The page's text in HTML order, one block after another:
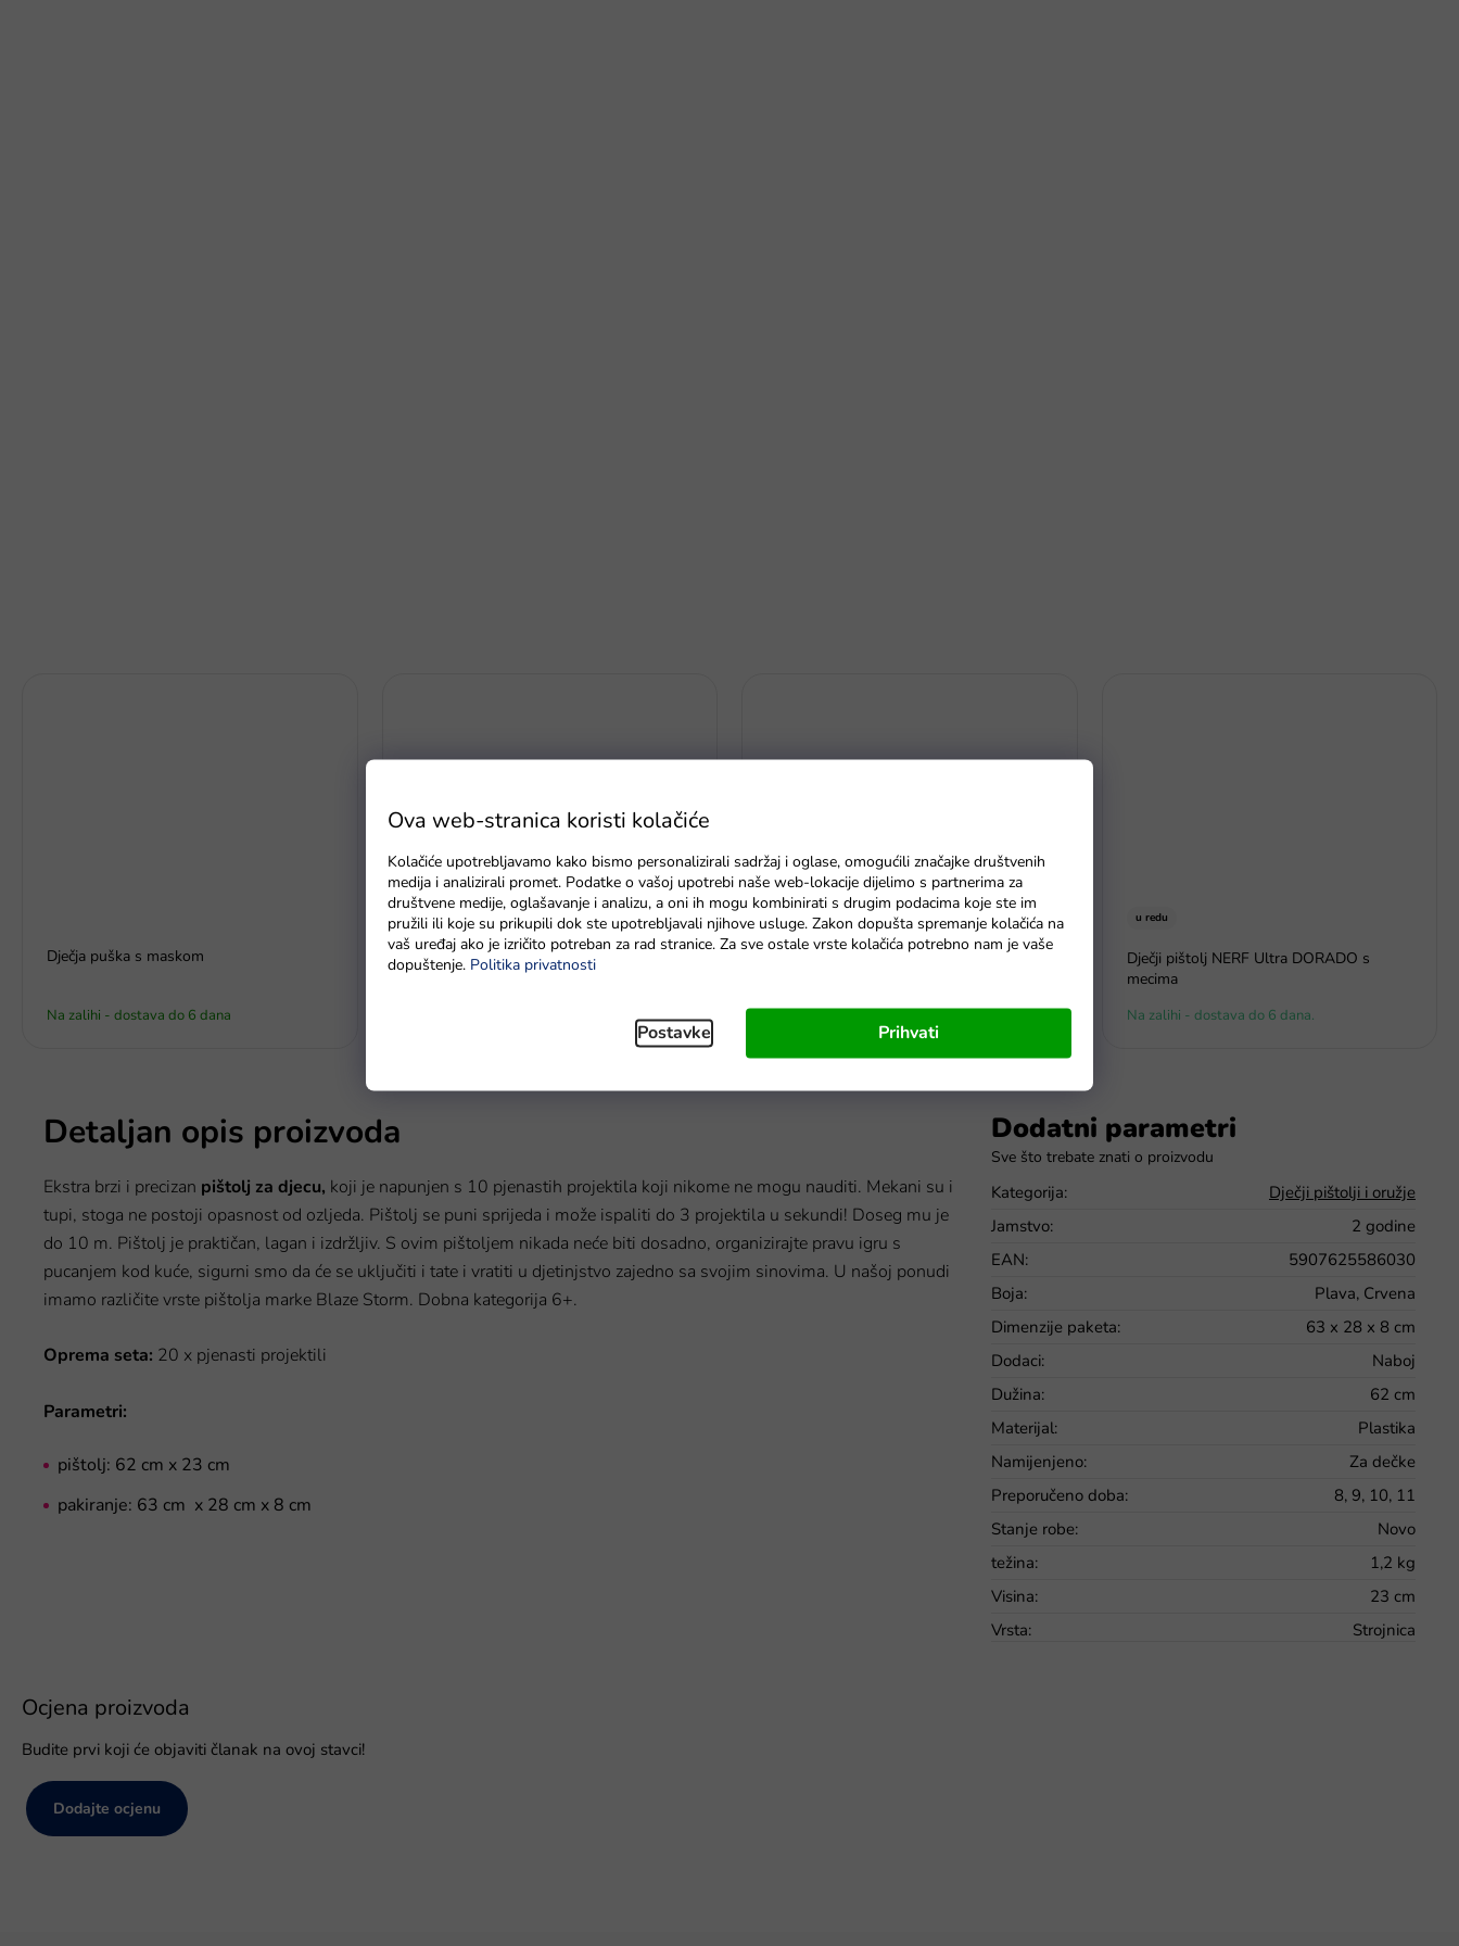
Ova web-stranica koristi kolačiće
Kolačiće upotrebljavamo kako bismo personalizirali sadržaj i oglase, omogućili značajke društvenih
medija i analizirali promet. Podatke o vašoj upotrebi naše web-lokacije dijelimo s partnerima za
društvene medije, oglašavanje i analizu, a oni ih mogu kombinirati s drugim podacima koje ste im
pružili ili koje su prikupili dok ste upotrebljavali njihove usluge. Zakon dopušta spremanje kolačića na
vaš uređaj ako je izričito potreban za rad stranice. Za sve ostale vrste kolačića potrebno nam je vaše
dopuštenje. Politika privatnosti
Postavke Prihvati
Dječja puška s maskom
Na zalihi - dostava do 6 dana
Svjetleća Mačeta za djecu žuta
Vodeni pištolj na baterije M416 500ml
u redu
Dječji pištolj NERF Ultra DORADO s
mecima
Na zalihi - dostava do 6 dana.
Detaljan opis proizvoda
Ekstra brzi i precizan pištolj za djecu, koji je napunjen s 10 pjenastih projektila koji nikome ne mogu nauditi. Mekani su i
tupi, stoga ne postoji opasnost od ozljeda. Pištolj se puni sprijeda i može ispaliti do 3 projektila u sekundi! Doseg mu je
do 10 m. Pištolj je praktičan, lagan i izdržljiv. S ovim pištoljem nikada neće biti dosadno, organizirajte pravu igru s
pucanjem kod kuće, sigurni smo da će se uključiti i tate i vratiti u djetinjstvo zajedno sa svojim sinovima. U našoj ponudi
imamo različite vrste pištolja marke Blaze Storm. Dobna kategorija 6+.
Oprema seta: 20 x pjenasti projektili
Parametri:
pištolj: 62 cm x 23 cm
pakiranje: 63 cm x 28 cm x 8 cm
Dodatni parametri
Kategorija:
Dječji pištolji i oružje
Jamstvo:
2 godine
EAN:
5907625586030
Boja:
Plava, Crvena
Dimenzije paketa:
63 x 28 x 8 cm
Dodaci:
Naboj
Dužina:
62 cm
Materijal:
Plastika
Namijenjeno:
Za dečke
Preporučeno doba:
8, 9, 10, 11
Stanje robe:
Novo
težina:
1,2 kg
Visina:
23 cm
Vrsta: Strojnica
Ocjena proizvoda
Budite prvi koji će objaviti članak na ovoj stavci!
Dodajte ocjenu